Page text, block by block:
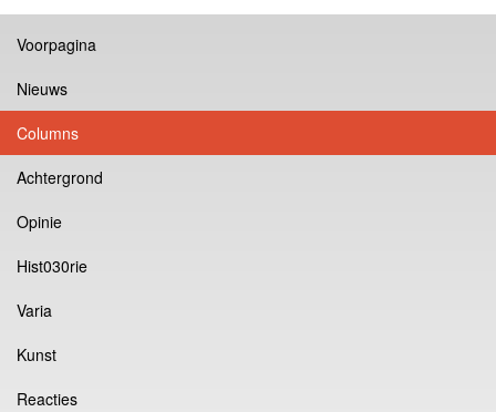
Voorpagina
Nieuws
Columns
Achtergrond
Opinie
Hist030rie
Varia
Kunst
Reacties